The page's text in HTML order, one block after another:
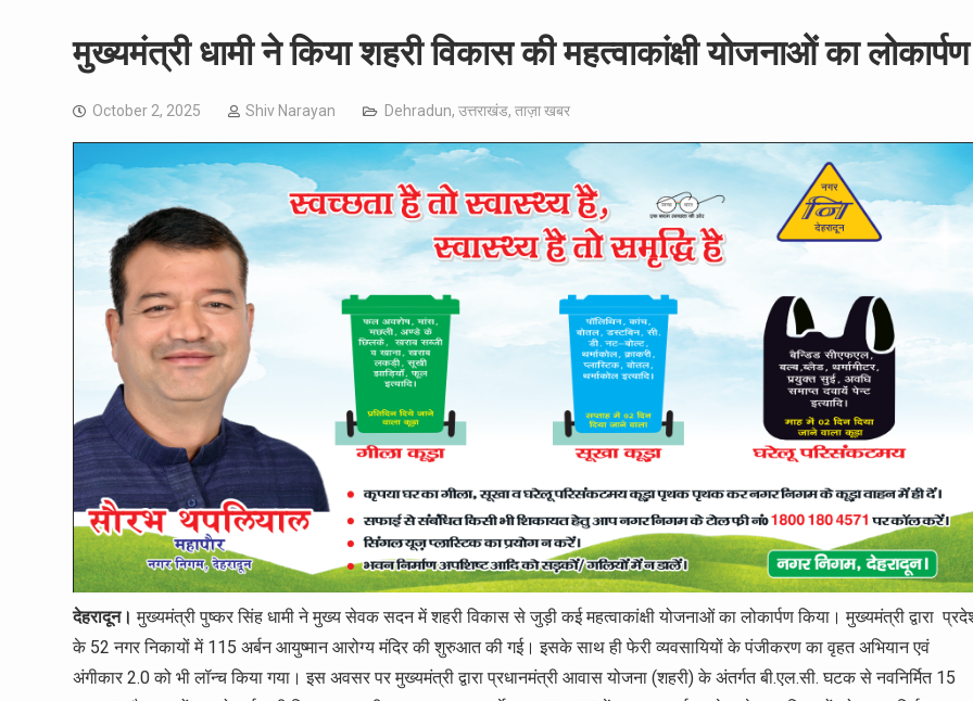
मुख्यमंत्री धामी ने किया शहरी विकास की महत्वाकांक्षी योजनाओं का लोकार्पण
October 2, 2025 Shiv Narayan Dehradun, उत्तराखंड, ताज़ा खबर
देहरादून। मुख्यमंत्री पुष्कर सिंह धामी ने मुख्य सेवक सदन में शहरी विकास से जुड़ी कई महत्वाकांक्षी योजनाओं का लोकार्पण किया। मुख्यमंत्री द्वारा
के 52 नगर निकायों में 115 अर्बन आयुष्मान आरोग्य मंदिर की शुरुआत की गई। इसके साथ ही फेरी व्यवसायियों के पंजीकरण का वृहत अभियान एवं
अंगीकार 2.0 को भी लॉन्च किया गया। इस अवसर पर मुख्यमंत्री द्वारा प्रधानमंत्री आवास योजना (शहरी) के अंतर्गत बी.एल.सी. घटक से नवनिर्मित 15